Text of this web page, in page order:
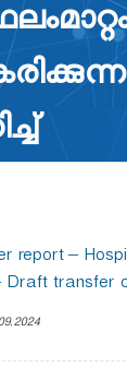
report –
Draft transfer